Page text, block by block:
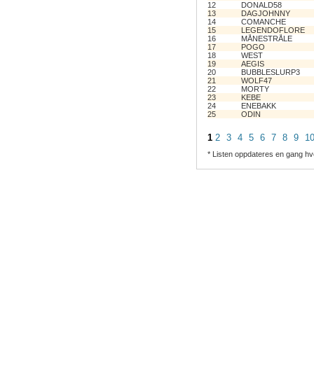
12
DONALD58
13
DAGJOHNNY
14
COMANCHE
15
LEGENDOFLORE
16
MÅNESTRÅLE
17
POGO
18
WEST
19
AEGIS
20
BUBBLESLURP3
21
WOLF47
22
MORTY
23
KEBE
24
ENEBAKK
25
ODIN
1 2 3 4 5 6 7 8 9 10
* Listen oppdateres en gang